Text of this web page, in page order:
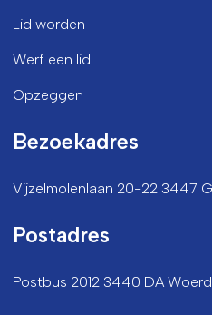
Lid worden
Werf een lid
Opzeggen
Bezoekadres
Vijzelmolenlaan 20-22 3447
Postadres
Postbus 2012 3440 DA